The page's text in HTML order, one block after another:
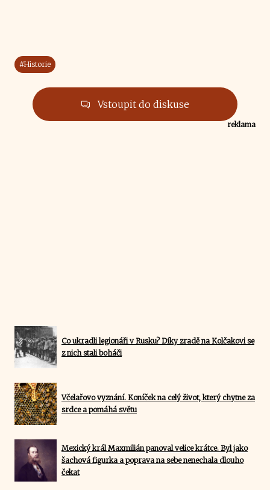
#Historie
Vstoupit do diskuse
reklama
Co ukradli legionáři v Rusku? Díky zradě na Kolčakovi se
z nich stali boháči
Včelařovo vyznání. Koníček na celý život, který chytne za
srdce a pomáhá světu
Mexický král Maxmilián panoval velice krátce. Byl jako
šachová figurka a poprava na sebe nenechala dlouho
čekat